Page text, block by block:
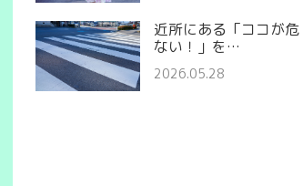
近所にある「ココが危
ない！」を…
2026.05.28